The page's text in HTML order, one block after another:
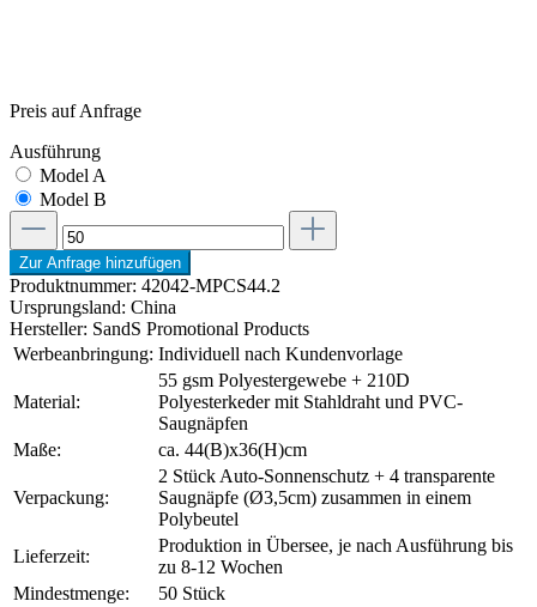
Preis auf Anfrage
Ausführung
Model A
Model B
Zur Anfrage hinzufügen
Produktnummer: 42042-MPCS44.2
Ursprungsland: China
Hersteller: SandS Promotional Products
Werbeanbringung: Individuell nach Kundenvorlage
Material:
55 gsm Polyestergewebe + 210D
Polyesterkeder mit Stahldraht und PVC-
Saugnäpfen
Maße:
ca. 44(B)x36(H)cm
Verpackung:
2 Stück Auto-Sonnenschutz + 4 transparente
Saugnäpfe (Ø3,5cm) zusammen in einem
Polybeutel
Lieferzeit:
Produktion in Übersee, je nach Ausführung bis
zu 8-12 Wochen
Mindestmenge:
50 Stück